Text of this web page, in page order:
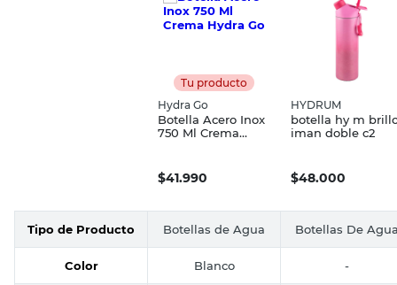
Tu producto
Hydra Go
Botella Acero Inox
750 Ml Crema
$41.990
HYDRUM
botella hy m
iman doble c2
$48.000
Tipo de Producto Botellas de Agua Botellas De
Color Blanco -